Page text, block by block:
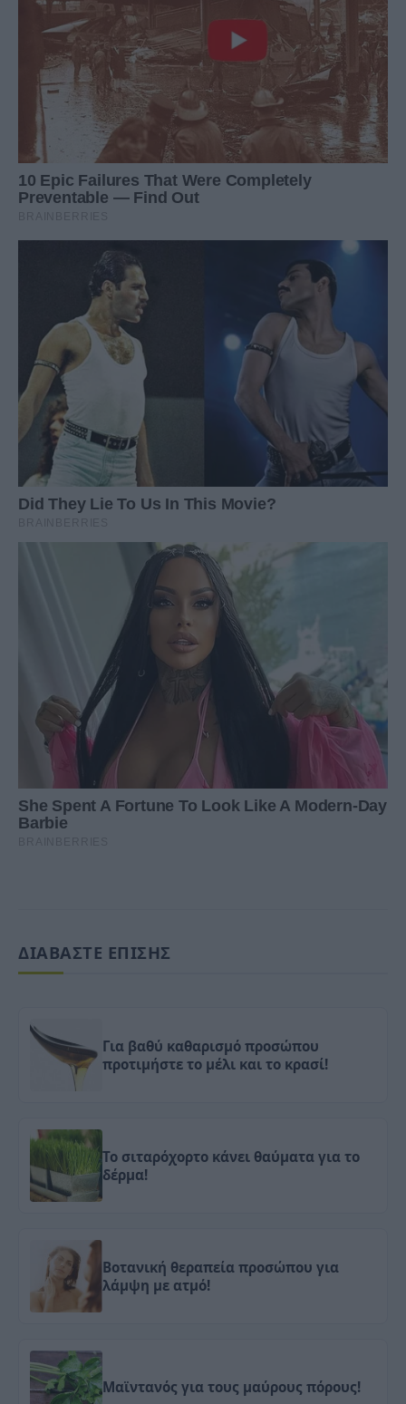
ΔΙΑΒΑΣΤΕ ΕΠΙΣΗΣ
Για βαθύ καθαρισμό προσώπου
προτιμήστε το μέλι και το κρασί!
Το σιταρόχορτο κάνει θαύματα για το
δέρμα!
Βοτανική θεραπεία προσώπου για
λάμψη με ατμό!
Μαϊντανός για τους μαύρους πόρους!